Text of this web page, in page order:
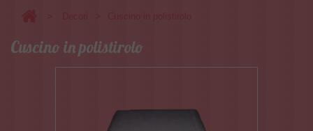
Cuscino in polistirolo